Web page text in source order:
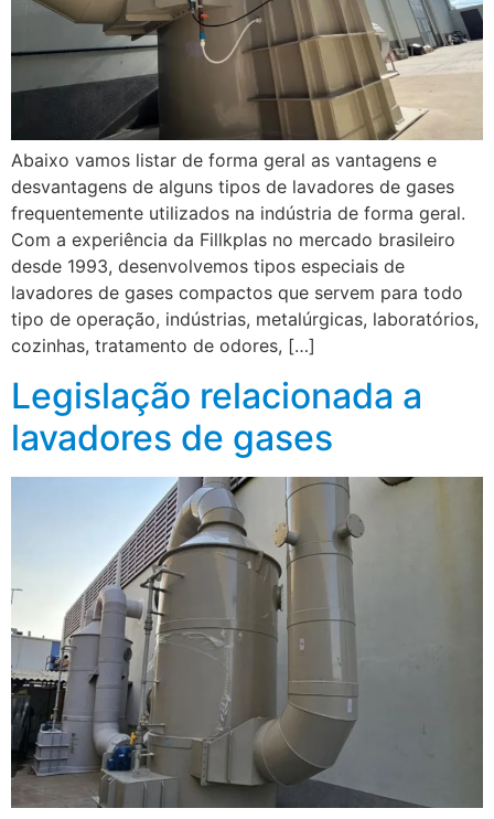
Abaixo vamos listar de forma geral as vantagens e
desvantagens de alguns tipos de lavadores de gases
frequentemente utilizados na indústria de forma geral.
Com a experiência da Fillkplas no mercado brasileiro
desde 1993, desenvolvemos tipos especiais de
lavadores de gases compactos que servem para todo
tipo de operação, indústrias, metalúrgicas, laboratórios,
cozinhas, tratamento de odores, […]
Legislação relacionada a
lavadores de gases